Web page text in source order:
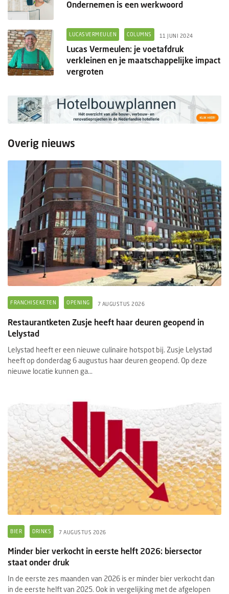
Ondernemen is een werkwoord
LUCASVERMEULEN COLUMNS 11 JUNI 2024
Lucas Vermeulen: je voetafdruk
verkleinen en je maatschappelijke impact
vergroten
Overig nieuws
FRANCHISEKETEN OPENING 7 AUGUSTUS 2026
Restaurantketen Zusje heeft haar deuren geopend in
Lelystad
Lelystad heeft er een nieuwe culinaire hotspot bij. Zusje Lelystad
heeft op donderdag 6 augustus haar deuren geopend. Op deze
nieuwe locatie kunnen ga...
BIER DRINKS 7 AUGUSTUS 2026
Minder bier verkocht in eerste helft 2026: biersector
staat onder druk
In de eerste zes maanden van 2026 is er minder bier verkocht dan
in de eerste helft van 2025. Ook in vergelijking met de afgelopen